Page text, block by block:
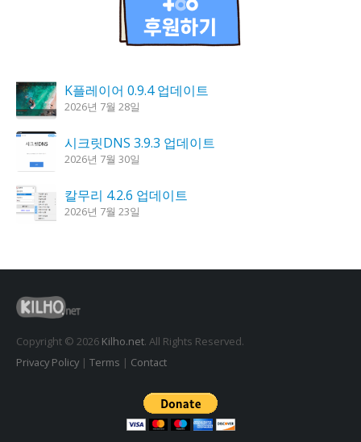
K플레이어 0.9.4 업데이트
2026년 7월 28일
시크릿DNS 3.9.3 업데이트
2026년 7월 30일
칼무리 4.2.6 업데이트
2026년 7월 23일
꿈의세계 1.3.0 – 꿈해몽, 꿈풀이
2026년 7월 30일
Copyright © 2026 Kilho.net. All Rights Reserved.
Privacy Policy| Terms | Contact